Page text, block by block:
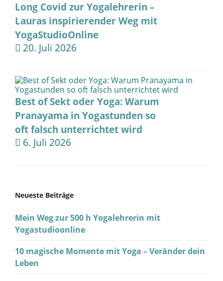
Long Covid zur Yogalehrerin –
Lauras inspirierender Weg mit
YogaStudioOnline
20. Juli 2026
Best of Sekt oder Yoga: Warum
Pranayama in Yogastunden so
oft falsch unterrichtet wird
6. Juli 2026
Neueste Beiträge
Mein Weg zur 500 h Yogalehrerin mit
Yogastudioonline
10 magische Momente mit Yoga – Veränder dein
Leben